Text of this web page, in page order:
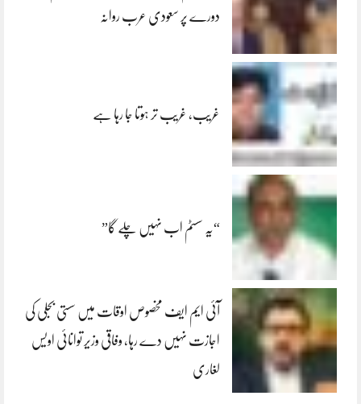
دورے پر سعودی عرب روانہ
غریب، غریب تر ہوتا جا رہا ہے
“یہ سسٹم اب نہیں چلے گا”
آئی ایم ایف مخصوص اوقات میں سستی بجلی کی
اجازت نہیں دے رہا، وفاقی وزیر توانائی اویس
لغاری